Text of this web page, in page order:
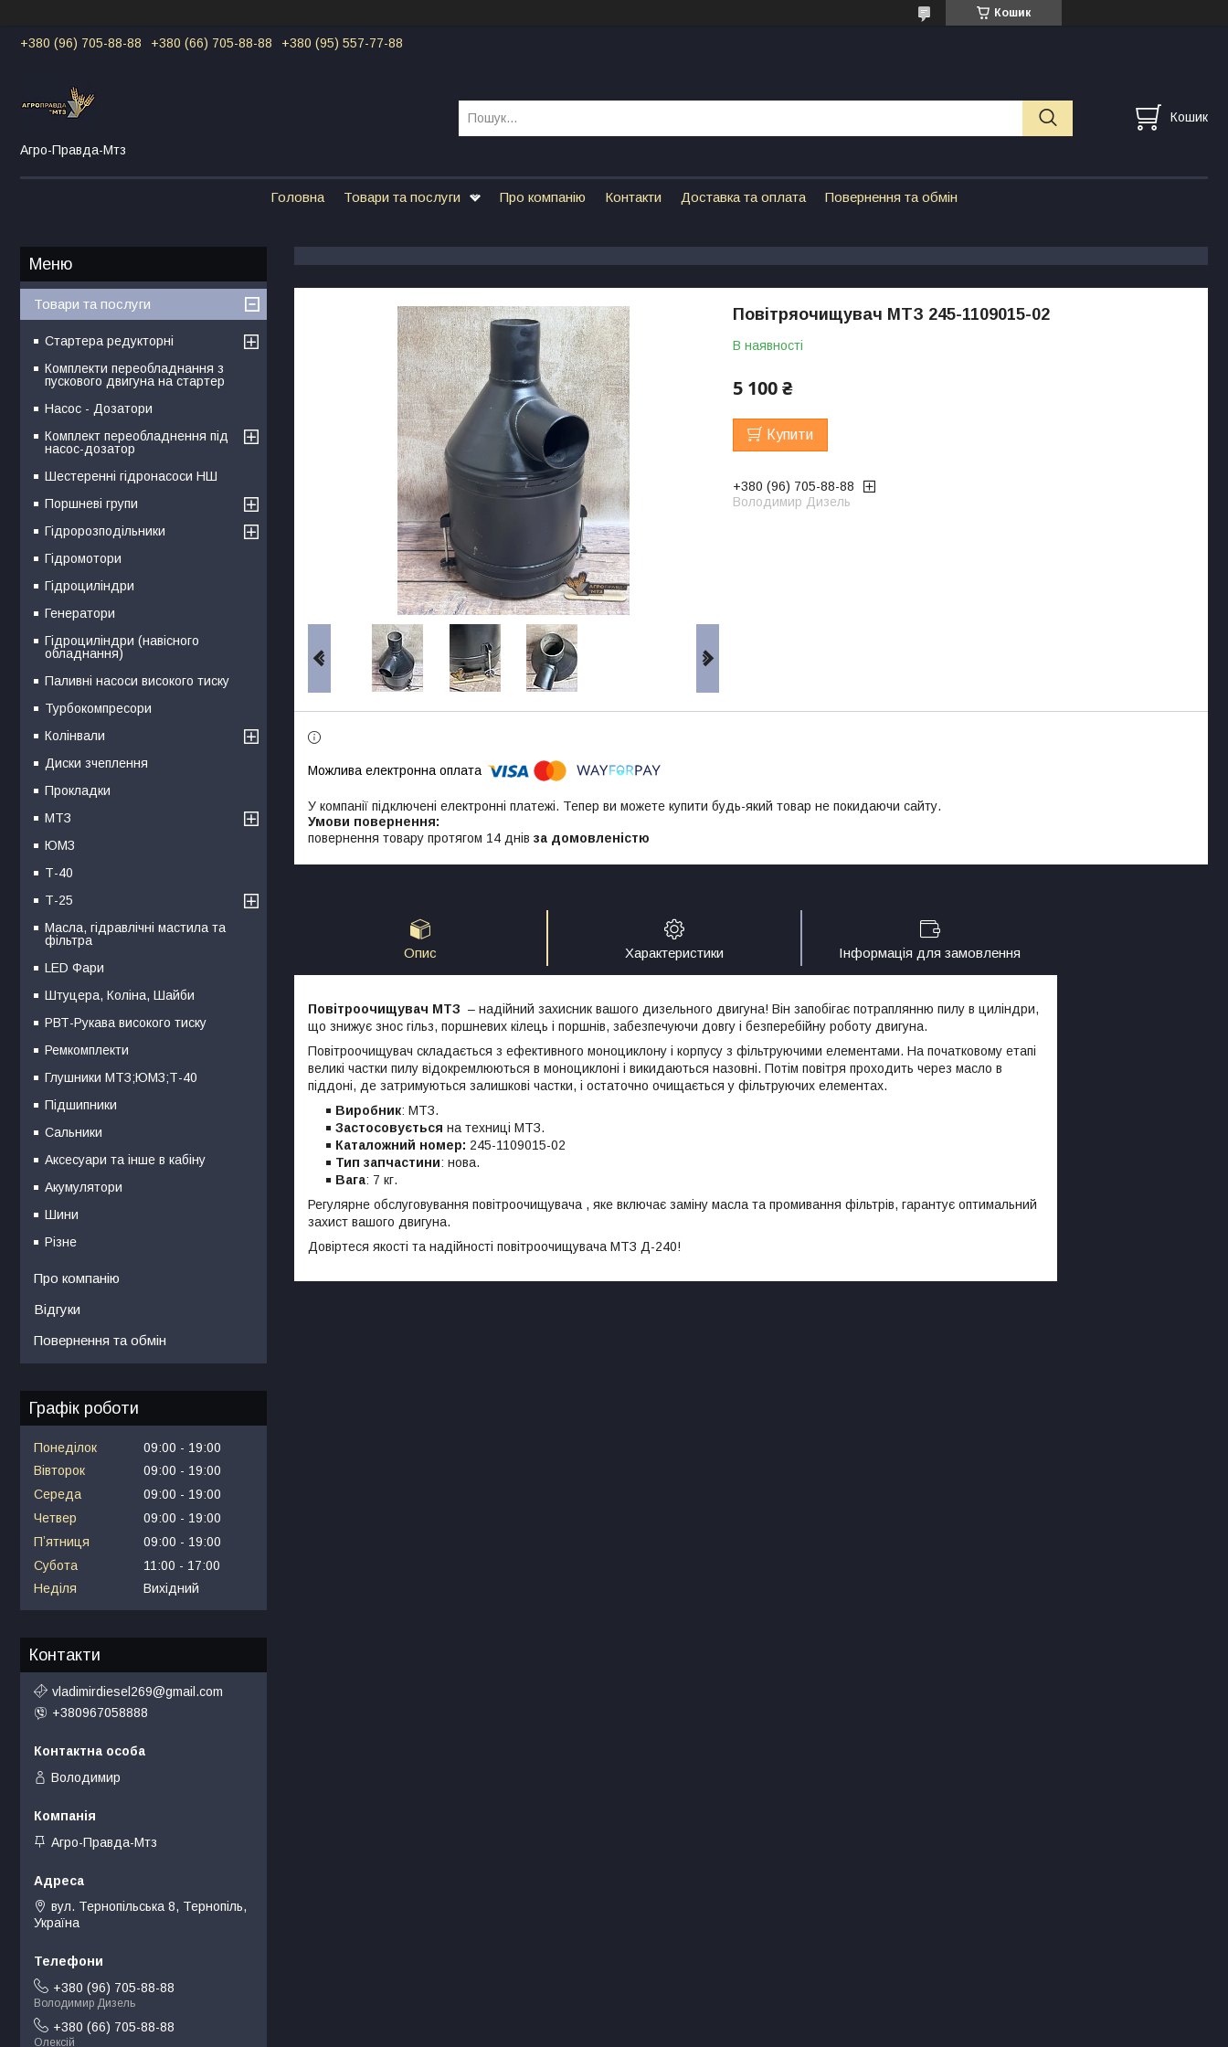
Кошик
+380 (96) 705-88-88 +380 (66) 705-88-88 +380 (95) 557-77-88
Агро-Правда-Мтз
Кошик
Головна Товари та послуги Про компанію Контакти Доставка та оплата Повернення та обмін
Повітряочищувач МТЗ 245-1109015-02
В наявності
5 100 ₴
Купити
+380 (96) 705-88-88
Володимир Дизель
У компанії підключені електронні платежі. Тепер ви можете купити будь-який товар не покидаючи сайту.
повернення товару протягом 14 днів за домовленістю
Опис Характеристики Інформація для замовлення
Повітроочищувач МТЗ – надійний захисник вашого дизельного двигуна! Він запобігає потраплянню пилу в циліндри,
що знижує знос гільз, поршневих кілець і поршнів, забезпечуючи довгу і безперебійну роботу двигуна.
Повітроочищувач складається з ефективного моноциклону і корпусу з фільтруючими елементами. На початковому етапі
великі частки пилу відокремлюються в моноциклоні і викидаються назовні. Потім повітря проходить через масло в
піддоні, де затримуються залишкові частки, і остаточно очищається у фільтруючих елементах.
Виробник: МТЗ.
Застосовується на техниці МТЗ.
Каталожний номер: 245-1109015-02
Тип запчастини: нова.
Вага: 7 кг.
Регулярне обслуговування повітроочищувача , яке включає заміну масла та промивання фільтрів, гарантує оптимальний
захист вашого двигуна.
Довіртеся якості та надійності повітроочищувача МТЗ Д-240!
Товари та послуги
Стартера редукторні
Комплекти переобладнання з
пускового двигуна на стартер
Насос - Дозатори
Комплект переобладнення під
насос-дозатор
Шестеренні гідронасоси НШ
Поршневі групи
Гідророзподільники
Гідромотори
Гідроциліндри
Генератори
Гідроциліндри (навісного
обладнання)
Паливні насоси високого тиску
Турбокомпресори
Колінвали
Диски зчеплення
Прокладки
МТЗ
ЮМЗ
Т-40
Т-25
Масла, гідравлічні мастила та
фільтра
LED Фари
Штуцера, Коліна, Шайби
РВТ-Рукава високого тиску
Ремкомплекти
Глушники МТЗ;ЮМЗ;Т-40
Підшипники
Сальники
Аксесуари та інше в кабіну
Акумулятори
Шини
Різне
Про компанію
Відгуки
Повернення та обмін
Графік роботи
Понеділок 09:00
19:00
Вівторок
09:00
19:00
Середа
09:00
19:00
Четвер
09:00
19:00
Пʼятниця
09:00
19:00
Субота
11:00
17:00
Неділя
Вихідний
Контакти
vladimirdiesel269@gmail.com
+380967058888
Володимир
Агро-Правда-Мтз
вул. Тернопільська 8, Тернопіль,
Україна
+380 (96) 705-88-88
Володимир Дизель
+380 (66) 705-88-88
Олексій